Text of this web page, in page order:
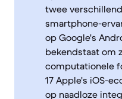
twee
smartphone-
op Google's
bekendstaat om
computationele
17 Apple's iOS-
op naadloze